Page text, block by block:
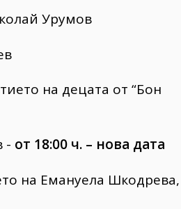
Урумов
на децата от “Бон
- от 18:00 ч. – нова дата
нa Емануела Шкодрева,